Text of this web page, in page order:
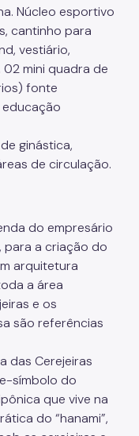
Núcleo esportivo
cantinho para
vestiário,
mini quadra de
fonte
ginástica,
de circulação.
do empresário
para a criação do
arquitetura
a área
e os
são referências
das Cerejeiras
símbolo do
que vive na
do “hanami”,